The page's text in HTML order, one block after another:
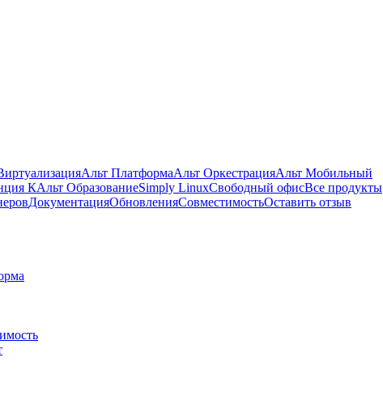
Альт ПлатформаАльт ОркестрацияАльт Мобильный
КАльт ОбразованиеSimply LinuxСвободный офисВсе продукты
ДокументацияОбновленияСовместимостьОставить отзыв